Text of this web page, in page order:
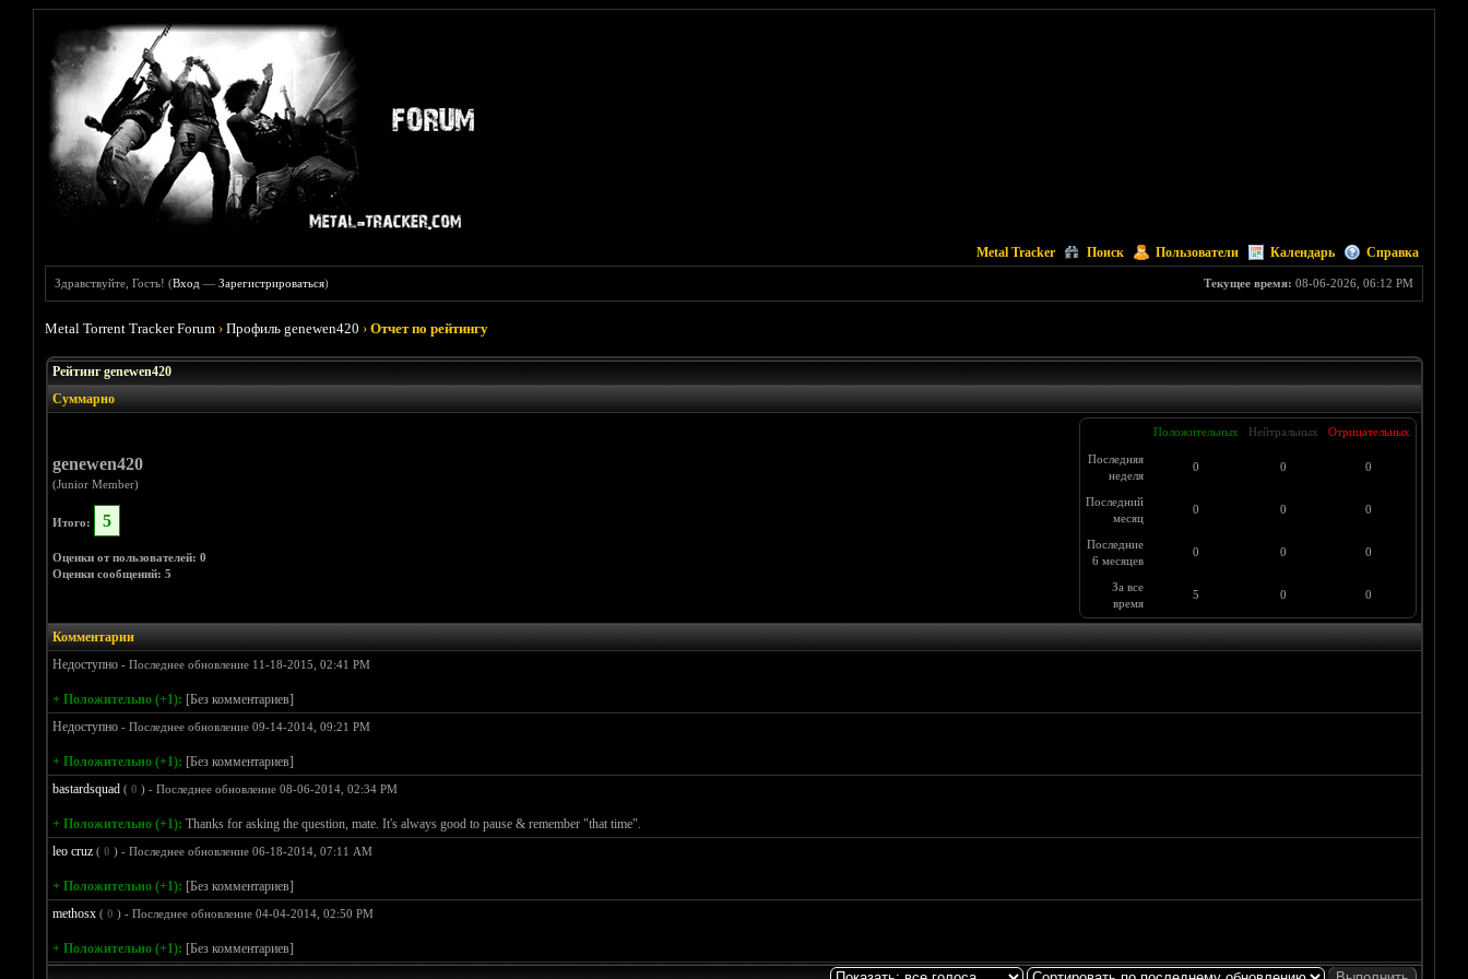
Metal Tracker Поиск Пользователи Календарь Справка
Текущее время: 08-06-2026, 06:12 PM
Здравствуйте, Гость! (Вход —Зарегистрироваться)
Metal Torrent Tracker Forum ›Профиль genewen420 ›Отчет по рейтингу
Рейтинг genewen420
Суммарно
genewen420
(Junior Member)
Итого: 5
Оценки от пользователей: 0
Оценки сообщений: 5
Положительных Нейтральных Отрицательных
Последняя
неделя
0 0 0
Последний
месяц
0 0 0
Последние
6 месяцев
0 0 0
За все
время
5 0 0
Комментарии
Недоступно - Последнее обновление 11-18-2015, 02:41 PM
+ Положительно (+1): [Без комментариев]
Недоступно - Последнее обновление 09-14-2014, 09:21 PM
+ Положительно (+1): [Без комментариев]
bastardsquad ( 0 ) - Последнее обновление 08-06-2014, 02:34 PM
+ Положительно (+1): Thanks for asking the question, mate. It's always good to pause & remember "that time".
leo cruz ( 0 ) - Последнее обновление 06-18-2014, 07:11 AM
+ Положительно (+1): [Без комментариев]
methosx ( 0 ) - Последнее обновление 04-04-2014, 02:50 PM
+ Положительно (+1): [Без комментариев]